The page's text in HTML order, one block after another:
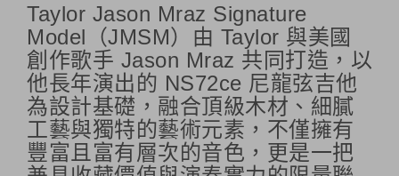
Taylor Jason Mraz Signature
Model（JMSM）由 Taylor 與美國
創作歌手 Jason Mraz 共同打造，以
他長年演出的 NS72ce 尼龍弦吉他
為設計基礎，融合頂級木材、細膩
工藝與獨特的藝術元素，不僅擁有
豐富且富有層次的音色，更是一把